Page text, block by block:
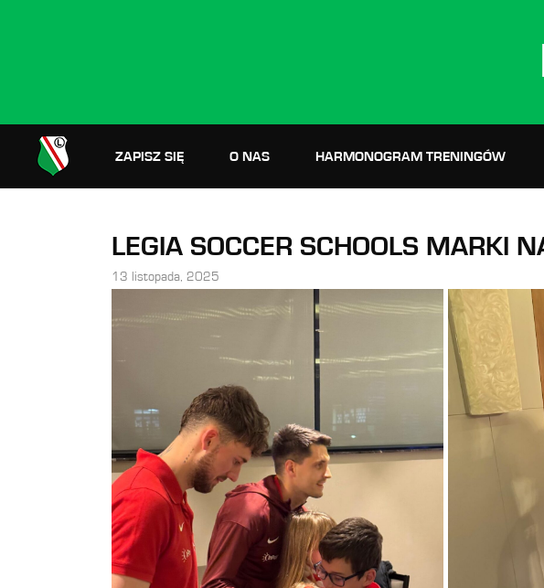
ZAPISZ SIĘ O NAS HARMONOGRAM TRENINGÓW
LEGIA SOCCER SCHOOLS MARKI
13 listopada, 2025